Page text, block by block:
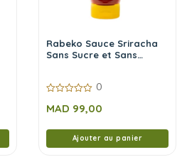
Rabeko Sauce Sriracha
Sans Sucre et Sans
sur
0
MAD 99,00
Ajouter au panier